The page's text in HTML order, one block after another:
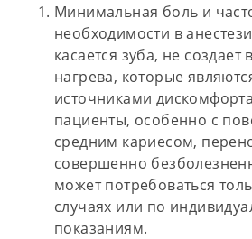
Минимальная боль и
необходимости в
касается зуба, не
нагрева, которые
источниками
пациенты, особенно с
средним кариесом,
совершенно
может потребоваться
случаях или по
показаниям.